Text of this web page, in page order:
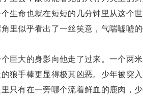
生命也就在短短的几分钟里从这个
里似乎看出了一丝笑意，气喘嘘嘘
大的身影向他走了过来。一个两米
狼手棒更显得极其凶恶。少年被突
只有在一旁哪个流着鲜血的鹿肉，